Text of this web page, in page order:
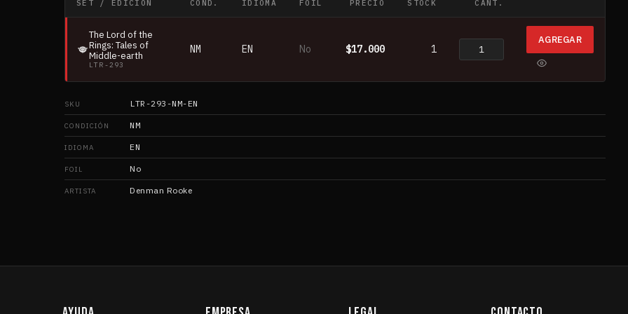
SET / EDICIÓN COND. IDIOMA FOIL PRECIO STOCK CANT.
The Lord of the
Rings: Tales of
Middle-earth
LTR-293
NM EN No $17.000 1
AGREGAR
SKU LTR-293-NM-EN
CONDICIÓN NM
IDIOMA EN
FOIL No
ARTISTA Denman Rooke